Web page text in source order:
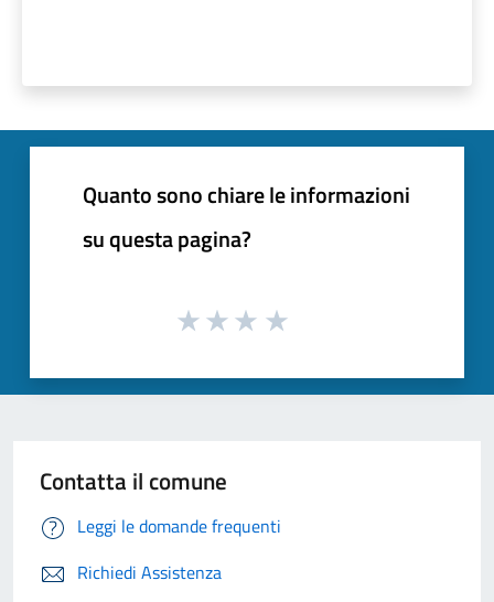
Quanto sono chiare le informazioni
su questa pagina?
Contatta il comune
Leggi le domande frequenti
Richiedi Assistenza